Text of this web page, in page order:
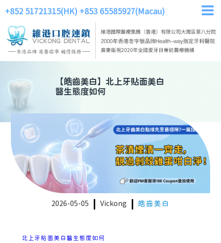
+852 51721315(HK) +853 65585927(Macau)
【皓齒美白】 北上牙貼面美白
醫生態度如何
2026-05-05 Vickong 皓齒美白
北上牙貼面美白醫生態度如何